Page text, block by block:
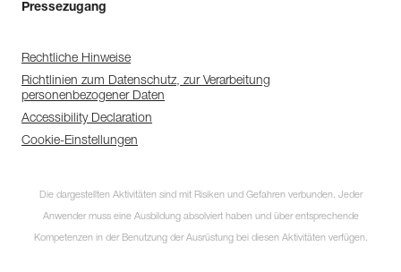
Pressezugang
Rechtliche Hinweise
Richtlinien zum Datenschutz, zur Verarbeitung
personenbezogener Daten
Accessibility Declaration
Cookie-Einstellungen
Die dargestellten Aktivitäten sind mit Risiken und Gefahren verbunden. Jeder
Anwender muss eine Ausbildung absolviert haben und über entsprechende
Kompetenzen in der Benutzung der Ausrüstung bei diesen Aktivitäten verfügen.